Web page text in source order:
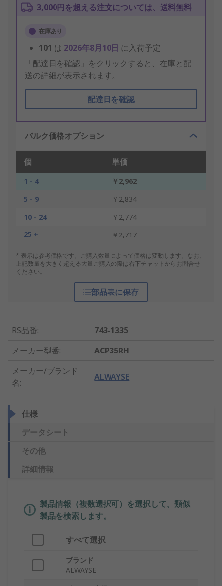
3,000円を超える注文については、送料無料
在庫あり
101 は 2026年8月10日 に入荷予定
「配達日を確認」をクリックすると、在庫と配
送の詳細が表示されます。
配達日を確認
バルク価格オプション
個 単価
1 - 4
￥2,962
5 - 9
￥2,834
10 - 24
￥2,774
25 +
￥2,717
* 表示は参考価格です。ご購入数量によって価格は変動します。なお、
上記数量を大きく超える大量ご購入の際は右下チャットからお問合せ
ください。
部品表に保存
RS品番:
743-1335
メーカー型番:
ACP35RH
メーカー/ブランド
名:
ALWAYSE
仕様
データシート
その他
詳細情報
製品情報（複数選択可）を選択して、類似
製品を検索します。
すべて選択
ブランド
ALWAYSE